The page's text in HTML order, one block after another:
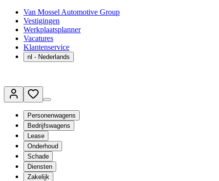
Van Mossel Automotive Group
Vestigingen
Werkplaatsplanner
Vacatures
Klantenservice
nl - Nederlands
Personenwagens
Bedrijfswagens
Lease
Onderhoud
Schade
Diensten
Zakelijk